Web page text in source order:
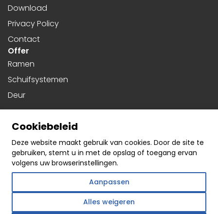
Cookiebeleid
Deze website maakt gebruik van cookies. Door de site te
gebruiken, stemt u in met de opslag of toegang ervan
volgens uw browserinstellingen.
Aanpassen
Alles weigeren
Download
Privacy Policy
Contact
Offer
Ramen
Schuifsystemen
Deur
Gevels
Social media
Facebook
Instagram